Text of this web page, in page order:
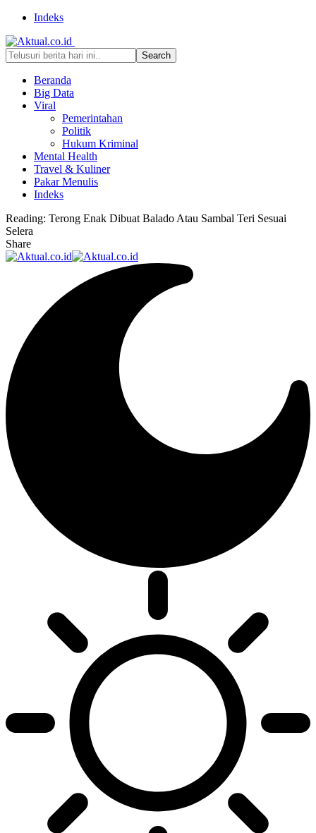
Indeks
Beranda
Big Data
Viral
Pemerintahan
Politik
Hukum Kriminal
Mental Health
Travel & Kuliner
Pakar Menulis
Indeks
Reading: Terong Enak Dibuat Balado Atau Sambal Teri Sesuai
Selera
Share